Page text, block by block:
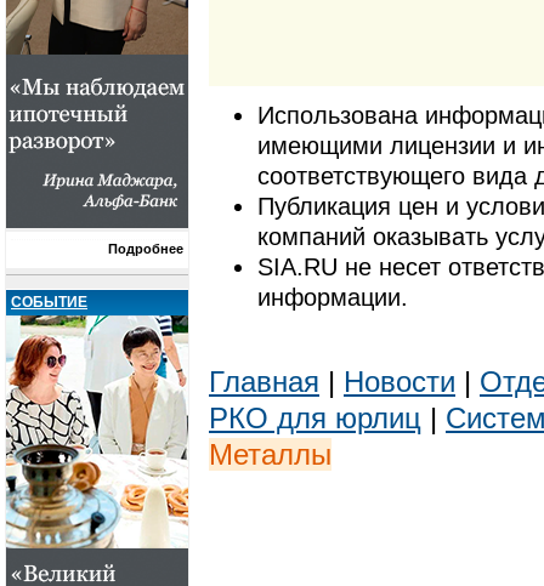
Подробнее
СОБЫТИЕ
Использована
имеющими лицензии и
соответствующего вида
Публикация цен и
компаний оказывать
SIA.RU не несет
информации.
Главная | Новости |
РКО для юрлиц |
Металлы